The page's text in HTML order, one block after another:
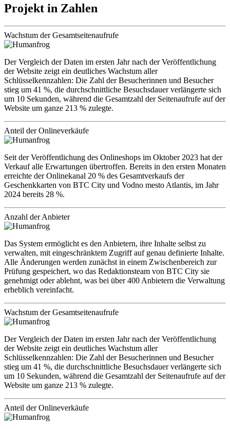
Projekt in Zahlen
Wachstum der Gesamtseitenaufrufe
Der Vergleich der Daten im ersten Jahr nach der Veröffentlichung
der Website zeigt ein deutliches Wachstum aller
Schlüsselkennzahlen: Die Zahl der Besucherinnen und Besucher
stieg um 41 %, die durchschnittliche Besuchsdauer verlängerte sich
um 10 Sekunden, während die Gesamtzahl der Seitenaufrufe auf der
Website um ganze 213 % zulegte.
Anteil der Onlineverkäufe
Seit der Veröffentlichung des Onlineshops im Oktober 2023 hat der
Verkauf alle Erwartungen übertroffen. Bereits in den ersten Monaten
erreichte der Onlinekanal 20 % des Gesamtverkaufs der
Geschenkkarten von BTC City und Vodno mesto Atlantis, im Jahr
2024 bereits 28 %.
Anzahl der Anbieter
Das System ermöglicht es den Anbietern, ihre Inhalte selbst zu
verwalten, mit eingeschränktem Zugriff auf genau definierte Inhalte.
Alle Änderungen werden zunächst in einem Zwischenbereich zur
Prüfung gespeichert, wo das Redaktionsteam von BTC City sie
genehmigt oder ablehnt, was bei über 400 Anbietern die Verwaltung
erheblich vereinfacht.
Wachstum der Gesamtseitenaufrufe
Der Vergleich der Daten im ersten Jahr nach der Veröffentlichung
der Website zeigt ein deutliches Wachstum aller
Schlüsselkennzahlen: Die Zahl der Besucherinnen und Besucher
stieg um 41 %, die durchschnittliche Besuchsdauer verlängerte sich
um 10 Sekunden, während die Gesamtzahl der Seitenaufrufe auf der
Website um ganze 213 % zulegte.
Anteil der Onlineverkäufe